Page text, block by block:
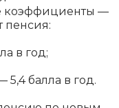
коэффициенты —
пенсия:
в год;
балла в год.